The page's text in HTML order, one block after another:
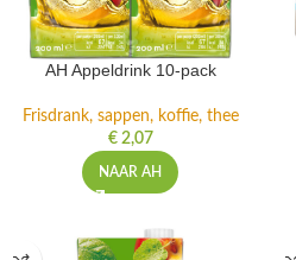
AH Appeldrink 10-pack
Frisdrank, sappen, koffie, thee
€2,07
NAAR AH